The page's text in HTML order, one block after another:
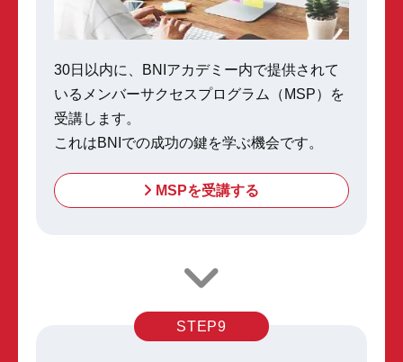
30日以内に、BNIアカデミー内で提供されて
いる メンバーサクセスプログラム（MSP）を
受講します。
これはBNIでの成功の鍵を学ぶ機会です。
MSPを受講する
STEP9